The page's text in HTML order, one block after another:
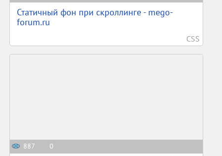
Статичный фон при скроллинге - mego-
forum.ru
CSS
887 0